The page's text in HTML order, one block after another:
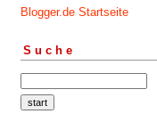
Blogger.de Startseite
Suche